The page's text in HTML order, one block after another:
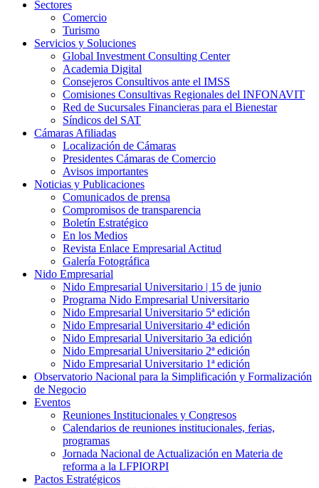
Sectores
Comercio
Turismo
Servicios y Soluciones
Global Investment Consulting Center
Academia Digital
Consejeros Consultivos ante el IMSS
Comisiones Consultivas Regionales del INFONAVIT
Red de Sucursales Financieras para el Bienestar
Síndicos del SAT
Cámaras Afiliadas
Localización de Cámaras
Presidentes Cámaras de Comercio
Avisos importantes
Noticias y Publicaciones
Comunicados de prensa
Compromisos de transparencia
Boletín Estratégico
En los Medios
Revista Enlace Empresarial Actitud
Galería Fotográfica
Nido Empresarial
Nido Empresarial Universitario | 15 de junio
Programa Nido Empresarial Universitario
Nido Empresarial Universitario 5ª edición
Nido Empresarial Universitario 4ª edición
Nido Empresarial Universitario 3a edición
Nido Empresarial Universitario 2ª edición
Nido Empresarial Universitario 1ª edición
Observatorio Nacional para la Simplificación y Formalización
de Negocio
Eventos
Reuniones Institucionales y Congresos
Calendarios de reuniones institucionales, ferias,
programas
Jornada Nacional de Actualización en Materia de
reforma a la LFPIORPI
Pactos Estratégicos